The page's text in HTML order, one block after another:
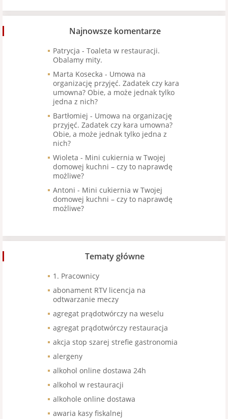
Najnowsze komentarze
Patrycja - Toaleta w restauracji.
Obalamy mity.
Marta Kosecka - Umowa na
organizację przyjęć. Zadatek czy kara
umowna? Obie, a może jednak tylko
jedna z nich?
Bartłomiej - Umowa na organizację
przyjęć. Zadatek czy kara umowna?
Obie, a może jednak tylko jedna z
nich?
Wioleta - Mini cukiernia w Twojej
domowej kuchni – czy to naprawdę
możliwe?
Antoni - Mini cukiernia w Twojej
domowej kuchni – czy to naprawdę
możliwe?
Tematy główne
1. Pracownicy
abonament RTV licencja na
odtwarzanie meczy
agregat prądotwórczy na weselu
agregat prądotwórczy restauracja
akcja stop szarej strefie gastronomia
alergeny
alkohol online dostawa 24h
alkohol w restauracji
alkohole online dostawa
awaria kasy fiskalnej